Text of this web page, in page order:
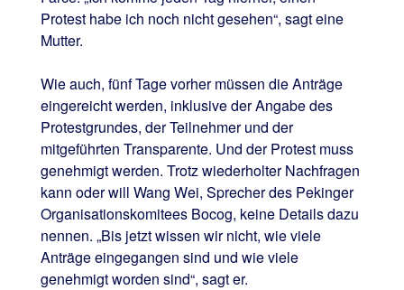
Protest habe ich noch nicht gesehen“, sagt eine
Mutter.
Wie auch, fünf Tage vorher müssen die Anträge
eingereicht werden, inklusive der Angabe des
Protestgrundes, der Teilnehmer und der
mitgeführten Transparente. Und der Protest muss
genehmigt werden. Trotz wiederholter Nachfragen
kann oder will Wang Wei, Sprecher des Pekinger
Organisationskomitees Bocog, keine Details dazu
nennen. „Bis jetzt wissen wir nicht, wie viele
Anträge eingegangen sind und wie viele
genehmigt worden sind“, sagt er.